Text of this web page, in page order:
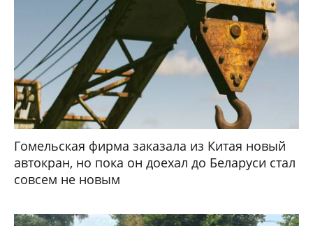
Гомельская фирма заказала из Китая новый
автокран, но пока он доехал до Беларуси стал
совсем не новым